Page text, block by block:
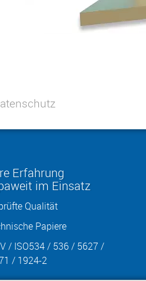
Erfahrung
im Einsatz
Qualität
Papiere
/ ISO534 / 536 / 5627 /
/ 1924-2